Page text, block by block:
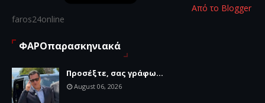
Από το Blogger
faros24online
ΦΑΡΟπαρασκηνιακά
Προσέξτε, σας γράφω...
August 06, 2026